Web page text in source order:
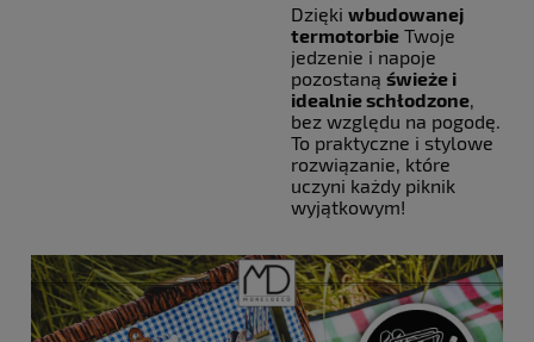
Dzięki wbudowanej
termotorbie Twoje
jedzenie i napoje
pozostaną świeże i
idealnie schłodzone
bez względu na pogodę.
To praktyczne i stylowe
rozwiązanie, które
uczyni każdy piknik
wyjątkowym!